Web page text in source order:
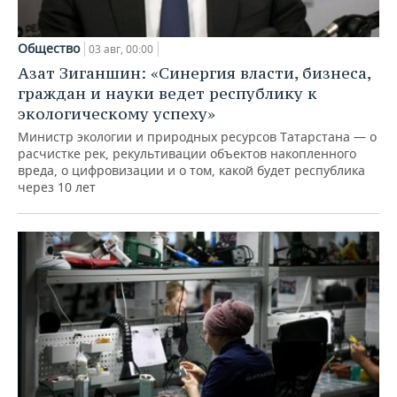
Общество 03 авг, 00:00
Азат Зиганшин: «Синергия власти, бизнеса,
граждан и науки ведет республику к
экологическому успеху»
Министр экологии и природных ресурсов Татарстана — о
расчистке рек, рекультивации объектов накопленного
вреда, о цифровизации и о том, какой будет республика
через 10 лет